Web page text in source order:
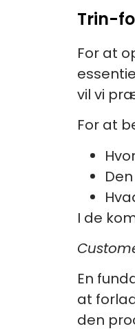
Trin-
For at
vil vi
For at
I de
En
at
den